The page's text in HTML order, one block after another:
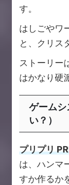
す。
はしごやワ
と、クリス
ストーリー
はかなり硬
ゲームシ
い？）
プリプリ
は、ハンマ
すか作るか